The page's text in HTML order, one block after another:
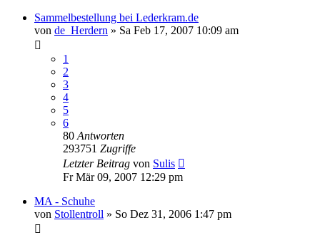
Sammelbestellung bei Lederkram.de
von de_Herdern » Sa Feb 17, 2007 10:09 am
1
2
3
4
5
6
80 Antworten
293751 Zugriffe
Letzter Beitrag von Sulis
Fr Mär 09, 2007 12:29 pm
MA - Schuhe
von Stollentroll » So Dez 31, 2006 1:47 pm